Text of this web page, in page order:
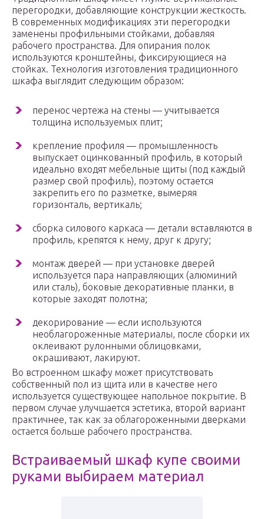
перегородки, добавляющие конструкции жесткость.
В современных модификациях эти перегородки
заменены профильными стойками, добавляя
рабочего пространства. Для опирания полок
используются кронштейны, фиксирующиеся на
стойках. Технология изготовления традиционного
шкафа выглядит следующим образом:
перенос чертежа на стены — учитывается
толщина используемых плит;
крепление профиля — промышленность
выпускает оцинкованный профиль, в который
идеально входят мебельные щиты (под каждый
размер свой профиль), поэтому остается
закрепить его по разметке, вымеряя
горизонталь, вертикаль;
сборка силового каркаса — детали вставляются в
профиль, крепятся к нему, друг к другу;
монтаж дверей — при установке дверей
используется пара направляющих (алюминий
или сталь), боковые декоративные планки, в
которые заходят полотна;
декорирование — если используются
необлагороженные материалы, после сборки их
оклеивают рулонными облицовками,
окрашивают, лакируют.
Во встроенном шкафу может присутствовать
собственный пол из щита или в качестве него
используется существующее напольное покрытие. В
первом случае улучшается эстетика, второй вариант
практичнее, так как за облагороженными дверками
остается больше рабочего пространства.
Встраиваемый шкаф купе своими
руками выбираем материал